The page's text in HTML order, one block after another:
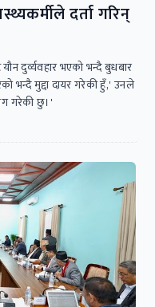
दर्ता गरिन्
दुर्व्यवहार भएको भन्दै बुधबार
भन्दै मुद्दा दायर गरेकी हुँ,' उनले
गरेकी छु।'